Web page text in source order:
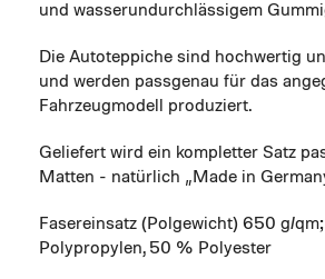
und wasserundurchlässigem
Die Autoteppiche sind hochwertig
und werden passgenau für das
Fahrzeugmodell produziert.
Geliefert wird ein kompletter Satz
Matten - natürlich „Made in
Fasereinsatz (Polgewicht) 650 g/
Polypropylen, 50 % Polyester